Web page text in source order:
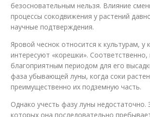
безосновательным нельзя. Влияние
процессы сокодвижения у растений
научные подтверждения.
Яровой чеснок относится к культурам, у
интересуют «корешки». Соответственно,
благоприятным периодом для его
фаза убывающей луны, когда соки
преимущественно их подземную часть.
Однако учесть фазу луны недостаточно.
которых она последовательно